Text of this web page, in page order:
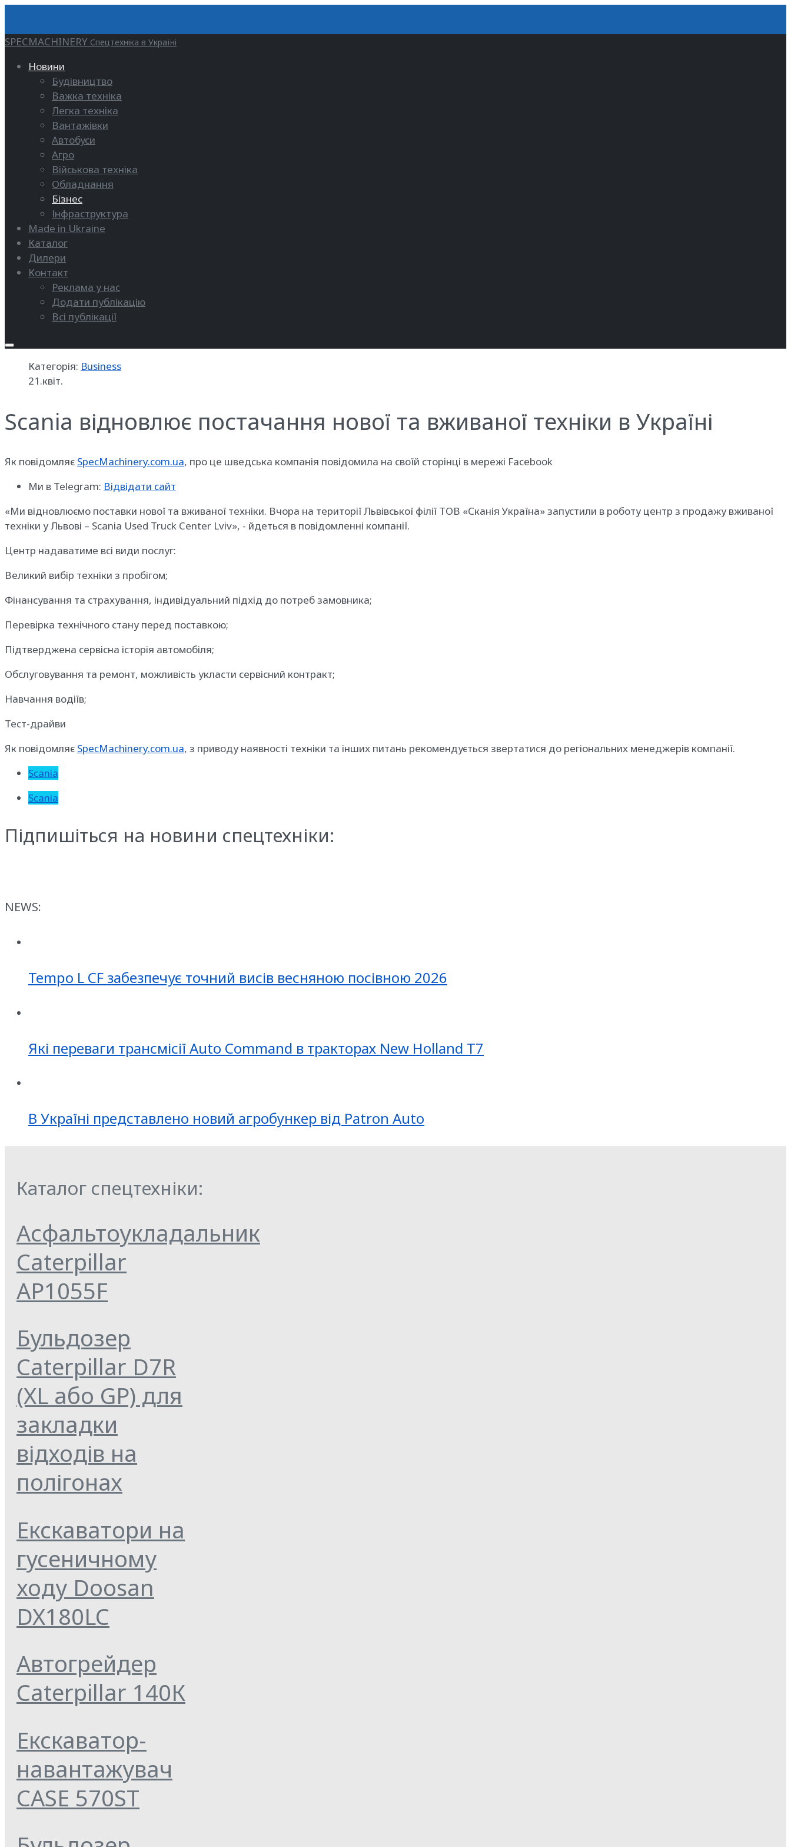
SPECMACHINERY Спецтехніка в Україні
Новини
Будівництво
Важка техніка
Легка техніка
Вантажівки
Автобуси
Агро
Військова техніка
Обладнання
Бізнес
Інфраструктура
Made in Ukraine
Каталог
Дилери
Контакт
Реклама у нас
Додати публікацію
Всі публікації
Категорія: Business
21.квіт.
Scania відновлює постачання нової та вживаної техніки в Україні
Як повідомляє SpecMachinery.com.ua, про це шведська компанія повідомила на своїй сторінці в мережі Facebook
Ми в Telegram: Відвідати сайт
«Ми відновлюємо поставки нової та вживаної техніки. Вчора на території Львівської філії ТОВ «Сканія Україна» запустили в роботу центр з продажу вживаної
техніки у Львові – Scania Used Truck Center Lviv», - йдеться в повідомленні компанії.
Центр надаватиме всі види послуг:
Великий вибір техніки з пробігом;
Фінансування та страхування, індивідуальний підхід до потреб замовника;
Перевірка технічного стану перед поставкою;
Підтверджена сервісна історія автомобіля;
Обслуговування та ремонт, можливість укласти сервісний контракт;
Навчання водіїв;
Тест-драйви
Як повідомляє SpecMachinery.com.ua, з приводу наявності техніки та інших питань рекомендується звертатися до регіональних менеджерів компанії.
Scania
Scania
Підпишіться на новини спецтехніки:
NEWS:
Tempo L CF забезпечує точний висів весняною посівною 2026
Які переваги трансмісії Auto Command в тракторах New Holland T7
В Україні представлено новий агробункер від Patron Auto
Каталог спецтехніки:
Асфальтоукладальник
Caterpillar
AP1055F
Бульдозер
Caterpillar D7R
(XL або GP) для
закладки
відходів на
полігонах
Екскаватори на
гусеничному
ходу Doosan
DX180LC
Автогрейдер
Caterpillar 140К
Екскаватор-
навантажувач
CASE 570ST